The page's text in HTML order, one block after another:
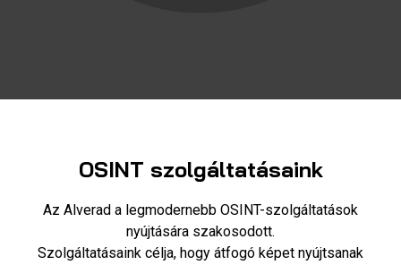
OSINT szolgáltatásaink
Az Alverad a legmodernebb OSINT-szolgáltatások
nyújtására szakosodott.
Szolgáltatásaink célja, hogy átfogó képet nyújtsanak